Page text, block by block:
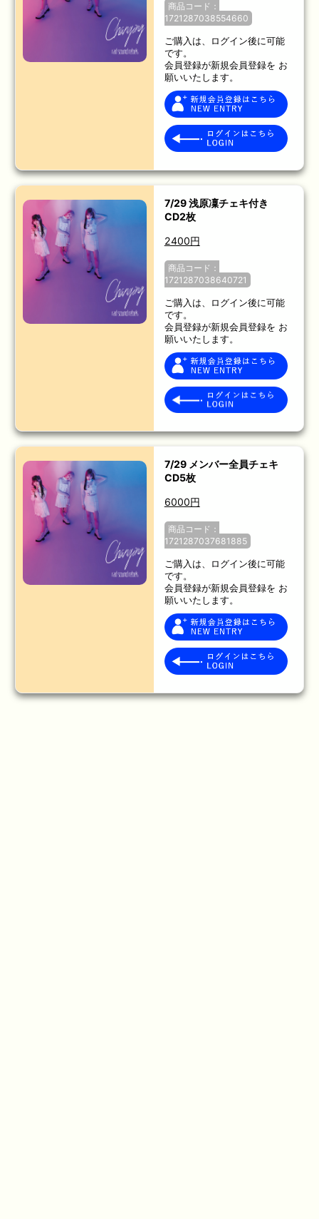
商品コード：
1721287038554660
ご購入は、ログイン後に可能
です。
会員登録が新規会員登録を お
願いいたします。
7/29 浅原凜チェキ付き
CD2枚
2400円
商品コード：
1721287038640721
ご購入は、ログイン後に可能
です。
会員登録が新規会員登録を お
願いいたします。
7/29 メンバー全員チェキ
CD5枚
6000円
商品コード：
1721287037681885
ご購入は、ログイン後に可能
です。
会員登録が新規会員登録を お
願いいたします。